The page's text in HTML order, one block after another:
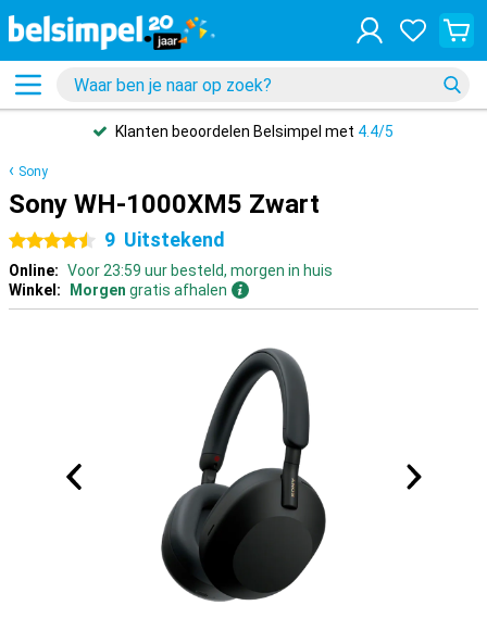
Klanten beoordelen Belsimpel met 4.4/5
Sony
Sony WH-1000XM5 Zwart
4.5 sterren
9 Uitstekend
Online: Voor 23:59 uur besteld, morgen in huis
Winkel:
Morgen gratis afhalen